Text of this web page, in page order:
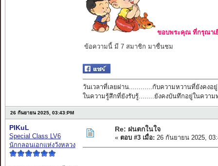
ขอบพระคุณ ที่กรุณาเ
ข้อความนี้ มี 7 สมาชิก มาชื่นชม
วันเวลาที่เลยผ่าน............กับความหวานที่ยังคงอยู่
ในความรู้สึกที่ยังรับรู้........ยังคงบันทึกอยู่ในความ
26 กันยายน 2025, 03:43:PM
PIKuL
Special Class LV6
นักกลอนเอกแห่งวังหลวง
Re: ฝนตกในใจ
« ตอบ #3 เมื่อ: 26 กันยายน 2025,